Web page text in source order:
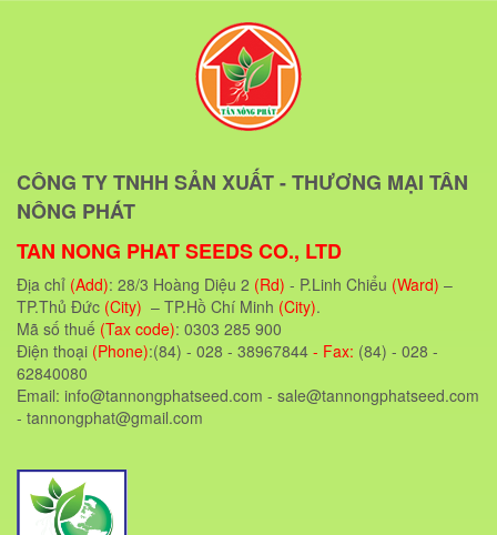
CÔNG TY TNHH SẢN XUẤT - THƯƠNG MẠI TÂN
NÔNG PHÁT
TAN NONG PHAT SEEDS CO., LTD
Địa chỉ (Add): 28/3 Hoàng Diệu 2 (Rd) - P.Linh Chiểu (Ward) –
TP.Thủ Đức (City) – TP.Hồ Chí Minh (City).
Mã số thuế (Tax code): 0303 285 900
Điện thoại (Phone):(84) - 028 - 38967844 - Fax: (84) - 028 -
62840080
Email: info@tannongphatseed.com - sale@tannongphatseed.com
- tannongphat@gmail.com